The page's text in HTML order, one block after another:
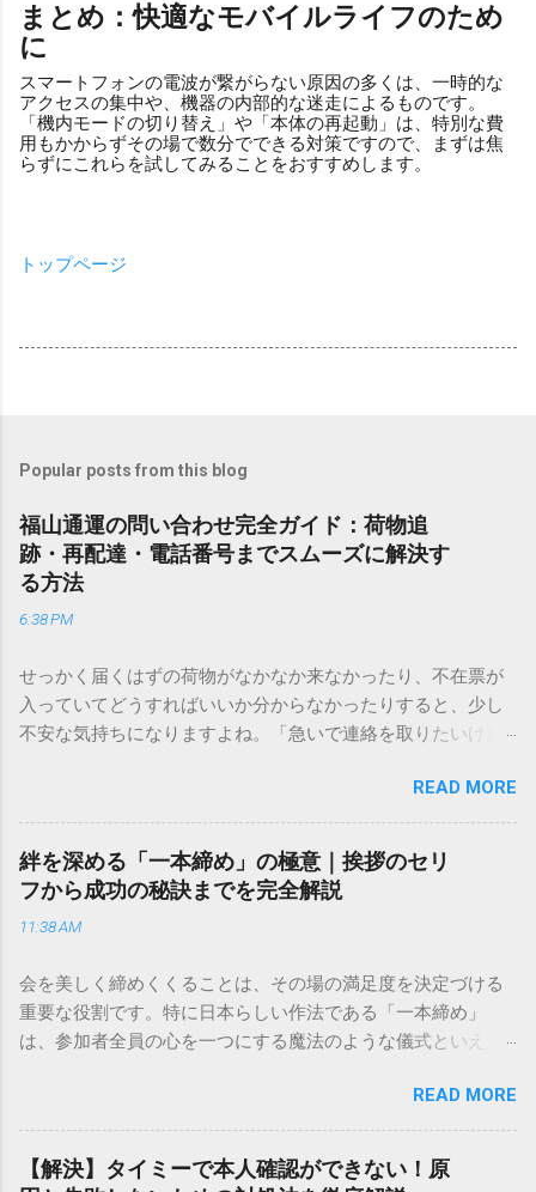
まとめ：快適なモバイルライフのため
に
スマートフォンの電波が繋がらない原因の多くは、一時的な
アクセスの集中や、機器の内部的な迷走によるものです。
「機内モードの切り替え」や「本体の再起動」は、特別な費
用もかからずその場で数分でできる対策ですので、まずは焦
らずにこれらを試してみることをおすすめします。
トップページ
Popular posts from this blog
福山通運の問い合わせ完全ガイド：荷物追
跡・再配達・電話番号までスムーズに解決す
る方法
6:38 PM
せっかく届くはずの荷物がなかなか来なかったり、不在票が
入っていてどうすればいいか分からなかったりすると、少し
不安な気持ちになりますよね。「急いで連絡を取りたいけれ
きできる？」といった疑問を抱える方も多いはずです。 福山
通運は企業間物流のイメージが強いかもしれませんが、個人
向けの宅配サービスも非常に充実しています。大切なのは、
目的に合わせた適切な連絡先を選ぶことです。この記事で
は、荷物の追跡確認から営業所への電話連絡、再配達の依頼
手順まで、初めての方でも迷わずに解決できる方法を詳しく
本全国に広範なネットワークを持つ大手運送会社です。特に
重量物や大型の荷物、そして企業間の輸送において圧倒的な
実績を誇ります。 個人で利用する場合、他の宅配業者と少し
いう特徴があります。地域に密着した各拠点が配送をコント
ロールしているため、現場の状況に合わせた柔軟な相談がし
やすいのがメリットです。まずは、今抱えている悩みがどの
READ MORE
絆を深める「一本締め」の極意｜挨拶のセリ
フから成功の秘訣までを完全解説
11:38 AM
会を美しく締めくくることは、その場の満足度を決定づける
重要な役割です。特に日本らしい作法である「一本締め」
は、参加者全員の心を一つにする魔法のような儀式といえる
「手拍子のリズムに自信がない」と不安を感じる方も多いは
ずです。この記事では、ビジネスからカジュアルな集まりま
で、どのような場面でも堂々と立ち振る舞えるための「一本
締め」の作法を、基礎知識から具体的なセリフ例まで丁寧に
READ MORE
【解決】タイミーで本人確認ができない！原